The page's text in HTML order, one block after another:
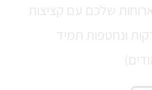
שלכם עם קציצות
ונחטפות תמיד